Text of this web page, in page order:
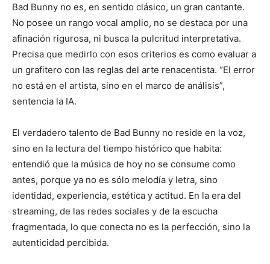
Bad Bunny no es, en sentido clásico, un gran cantante.
No posee un rango vocal amplio, no se destaca por una
afinación rigurosa, ni busca la pulcritud interpretativa.
Precisa que medirlo con esos criterios es como evaluar a
un grafitero con las reglas del arte renacentista. “El error
no está en el artista, sino en el marco de análisis”,
sentencia la IA.
El verdadero talento de Bad Bunny no reside en la voz,
sino en la lectura del tiempo histórico que habita:
entendió que la música de hoy no se consume como
antes, porque ya no es sólo melodía y letra, sino
identidad, experiencia, estética y actitud. En la era del
streaming, de las redes sociales y de la escucha
fragmentada, lo que conecta no es la perfección, sino la
autenticidad percibida.